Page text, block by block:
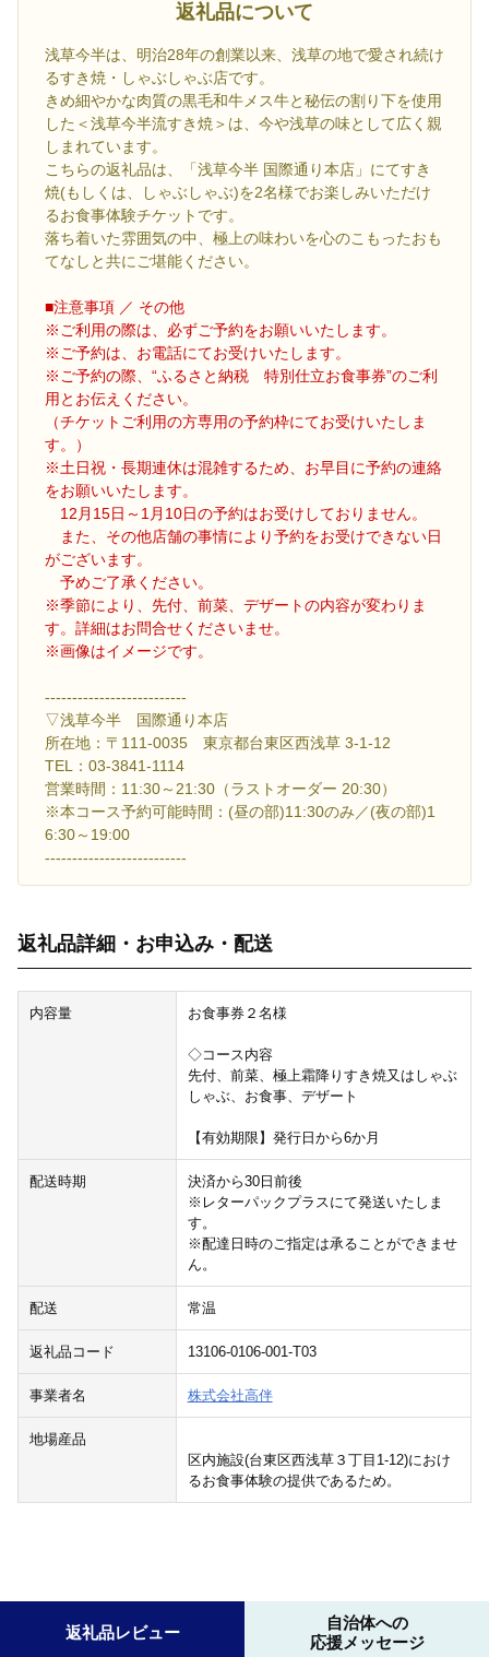
返礼品について
浅草今半は、明治28年の創業以来、浅草の地で愛され続け
るすき焼・しゃぶしゃぶ店です。
きめ細やかな肉質の黒毛和牛メス牛と秘伝の割り下を使用
した＜浅草今半流すき焼＞は、今や浅草の味として広く親
しまれています。
こちらの返礼品は、「浅草今半 国際通り本店」にてすき
焼(もしくは、しゃぶしゃぶ)を2名様でお楽しみいただけ
るお食事体験チケットです。
落ち着いた雰囲気の中、極上の味わいを心のこもったおも
てなしと共にご堪能ください。
■注意事項 ／ その他
※ご利用の際は、必ずご予約をお願いいたします。
※ご予約は、お電話にてお受けいたします。
※ご予約の際、“ふるさと納税 特別仕立お食事券”のご利
用とお伝えください。
（チケットご利用の方専用の予約枠にてお受けいたしま
す。）
※土日祝・長期連休は混雑するため、お早目に予約の連絡
をお願いいたします。
12月15日～1月10日の予約はお受けしておりません。
また、その他店舗の事情により予約をお受けできない日
がございます。
予めご了承ください。
※季節により、先付、前菜、デザートの内容が変わりま
す。詳細はお問合せくださいませ。
※画像はイメージです。
--------------------------
▽浅草今半 国際通り本店
所在地：〒111-0035 東京都台東区西浅草 3-1-12
TEL：03-3841-1114
営業時間：11:30～21:30（ラストオーダー 20:30）
※本コース予約可能時間：(昼の部)11:30のみ／(夜の部)1
6:30～19:00
--------------------------
返礼品詳細・お申込み・配送
内容量 お食事券２名様
◇コース内容
先付、前菜、極上霜降りすき焼又はしゃぶ
しゃぶ、お食事、デザート
【有効期限】発行日から6か月
配送時期
決済から30日前後
※レターパックプラスにて発送いたしま
す。
※配達日時のご指定は承ることができませ
ん。
配送 常温
返礼品コード 13106-0106-001-T03
事業者名 株式会社高伴
地場産品
区内施設(台東区西浅草３丁目1-12)におけ
るお食事体験の提供であるため。
返礼品レビュー
自治体への
応援メッセージ